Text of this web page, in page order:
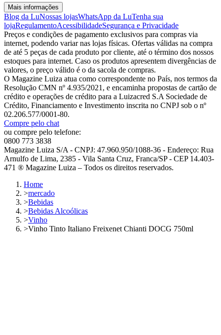
Mais informações
Blog da LuNossas lojasWhatsApp da LuTenha sua
lojaRegulamentoAcessibilidadeSegurança e Privacidade
Preços e condições de pagamento exclusivos para compras via
internet, podendo variar nas lojas físicas. Ofertas válidas na compra
de até 5 peças de cada produto por cliente, até o término dos nossos
estoques para internet. Caso os produtos apresentem divergências de
valores, o preço válido é o da sacola de compras.
O Magazine Luiza atua como correspondente no País, nos termos da
Resolução CMN nº 4.935/2021, e encaminha propostas de cartão de
crédito e operações de crédito para a Luizacred S.A Sociedade de
Crédito, Financiamento e Investimento inscrita no CNPJ sob o nº
02.206.577/0001-80.
Compre pelo chat
ou compre pelo telefone:
0800 773 3838
Magazine Luiza S/A - CNPJ: 47.960.950/1088-36 - Endereço: Rua
Arnulfo de Lima, 2385 - Vila Santa Cruz, Franca/SP - CEP 14.403-
471 ® Magazine Luiza – Todos os direitos reservados.
Home
>mercado
>Bebidas
>Bebidas Alcoólicas
>Vinho
>Vinho Tinto Italiano Freixenet Chianti DOCG 750ml